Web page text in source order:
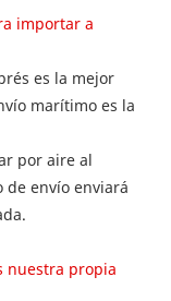
importar a
es la mejor
marítimo es la
por aire al
de envío enviará
nuestra propia